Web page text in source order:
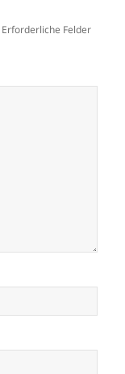
Erforderliche Felder